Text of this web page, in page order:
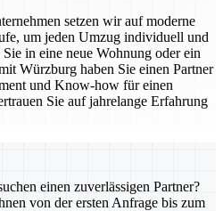
setzen wir auf moderne
um jeden Umzug individuell und
in eine neue Wohnung oder ein
Würzburg haben Sie einen Partner
und Know-how für einen
Sie auf jahrelange Erfahrung
einen zuverlässigen Partner?
von der ersten Anfrage bis zum